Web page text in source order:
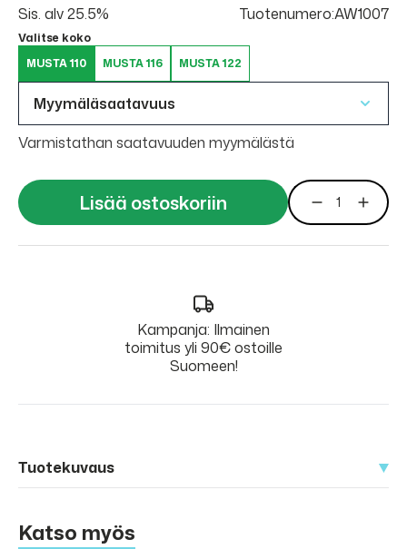
Sis. alv 25.5% Tuotenumero:AW1007
Valitse koko
MUSTA 110
MUSTA 116 MUSTA 122
Myymäläsaatavuus
Varmistathan saatavuuden myymälästä
Lisää ostoskoriin
Kampanja: Ilmainen
toimitus yli 90€ ostoille
Suomeen!
Tuotekuvaus
Katso myös